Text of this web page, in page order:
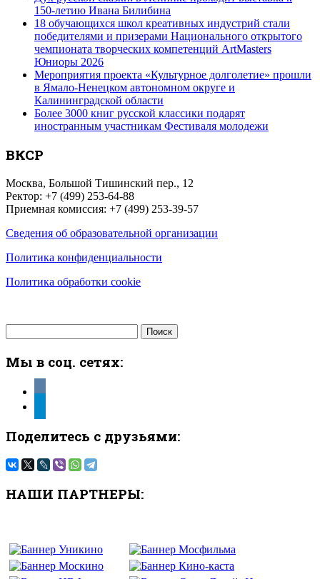
150-летию Ивана Билибина
18 обучающихся школ креативных индустрий стали
победителями и призерами Национального открытого
чемпионата творческих компетенций ArtMasters
Юниоры 2026
Мероприятия проекта «Культурное долголетие» прошли
в Ямало-Ненецком автономном округе и
Калининградской области
Более 3000 книг русской классики подарят
иностранным участникам Фестиваля молодежи
ВКСР
Москва, Большой Тишинский пер., 12
Ректор: +7 (499) 253-64-88
Приемная комиссия: +7 (499) 253-39-57
Сведения об образовательной организации
Политика конфиденциальности
Политика обработки cookie
Мы в соц. сетях:
Поделитесь с друзьями:
НАШИ ПАРТНЕРЫ: